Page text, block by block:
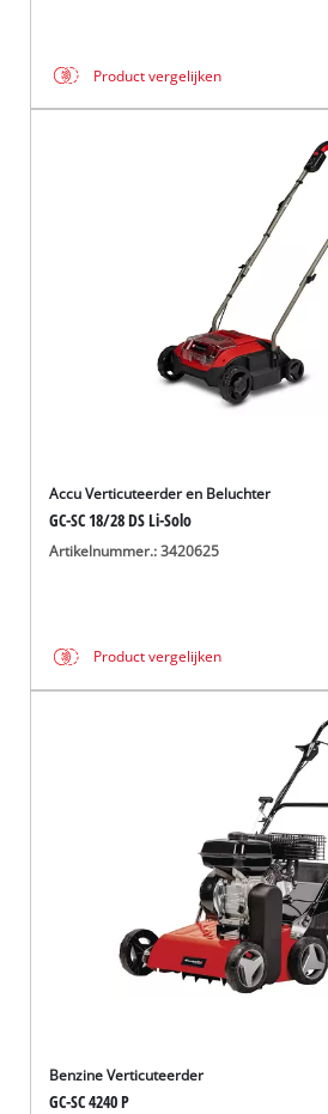
Product vergelijken
Accu Verticuteerder en Beluchter
GC-SC 18/28 DS Li-Solo
Artikelnummer.: 3420625
Product vergelijken
Benzine Verticuteerder
GC-SC 4240 P